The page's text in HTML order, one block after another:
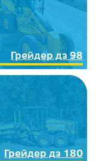
Грейдер дз 98
Грейдер дз 180